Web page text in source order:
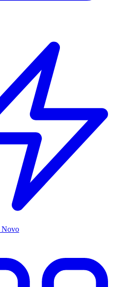
Novo